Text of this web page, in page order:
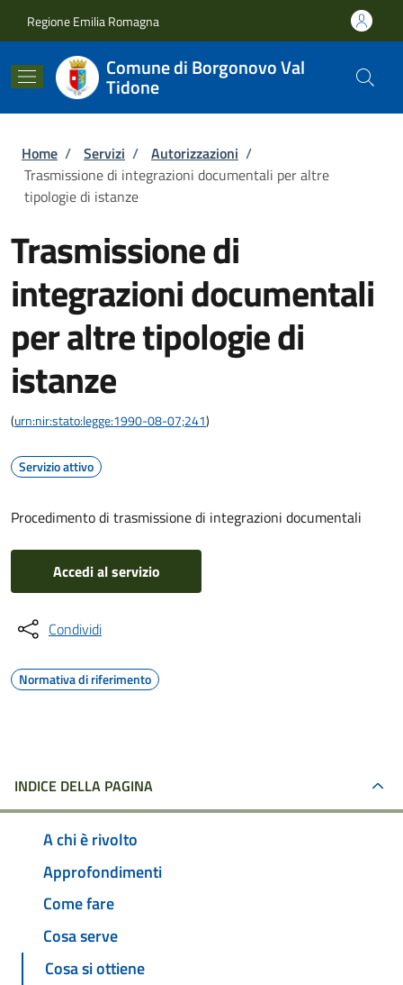
Regione Emilia Romagna
Comune di Borgonovo Val
Tidone
Briciole di pane
Home / Servizi / Autorizzazioni /
Trasmissione di integrazioni documentali per altre
tipologie di istanze
Trasmissione di
integrazioni documentali
per altre tipologie di
istanze
(urn:nir:stato:legge:1990-08-07;241)
Servizio attivo
Procedimento di trasmissione di integrazioni documentali
Accedi al servizio
Condividi
Normativa di riferimento
INDICE DELLA PAGINA
A chi è rivolto
Approfondimenti
Come fare
Cosa serve
Cosa si ottiene